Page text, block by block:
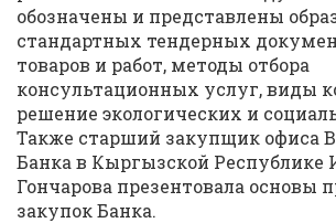
обозначены и представлены
стандартных тендерных
товаров и работ, методы отбора
консультационных услуг, виды
решение экологических и
Также старший закупщик офиса
Банка в Кыргызской Республике
Гончарова презентовала основы
закупок Банка.